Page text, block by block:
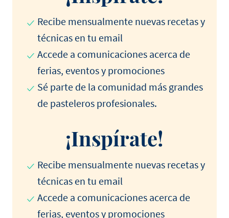
Recibe mensualmente nuevas recetas y
técnicas en tu email
Accede a comunicaciones acerca de
ferias, eventos y promociones
Sé parte de la comunidad más grandes
de pasteleros profesionales.
¡Inspírate!
Recibe mensualmente nuevas recetas y
técnicas en tu email
Accede a comunicaciones acerca de
ferias, eventos y promociones